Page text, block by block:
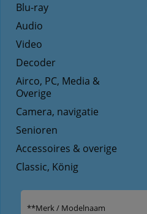
Blu-ray
Audio
Video
Decoder
Airco, PC, Media &
Overige
Camera, navigatie
Senioren
Accessoires & overige
Classic, König